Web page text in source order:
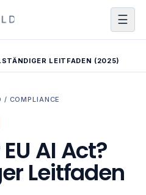
☰
LEITFADEN (2025)
/ COMPLIANCE
AI Act?
Leitfaden